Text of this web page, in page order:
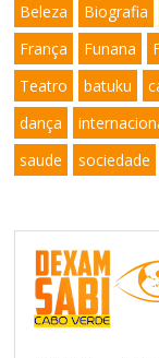
Beleza Biografia
França
Funana
Teatro
batuku
dança
saude
sociedade